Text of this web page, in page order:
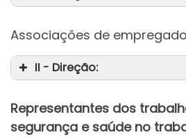
Associações de
II - Direção:
Representantes dos
segurança e saúde no